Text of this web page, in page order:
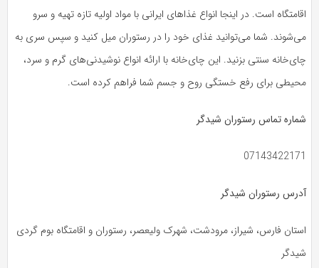
اقامتگاه است. در اینجا انواع غذاهای ایرانی با مواد اولیه تازه تهیه و سرو
می‌شوند. شما می‌توانید غذای خود را در رستوران میل کنید و سپس سری به
چای‌خانه سنتی بزنید. این چای‌خانه با ارائه انواع نوشیدنی‌های گرم و سرد،
محیطی برای رفع خستگی روح و جسم شما فراهم کرده است.
شماره تماس رستوران شیدگر
07143422171
آدرس رستوران شیدگر
استان فارس، شیراز، مرودشت، شهرک ولیعصر، رستوران و اقامتگاه بوم گردی
شیدگر